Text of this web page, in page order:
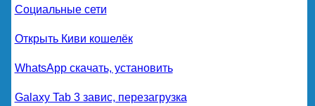
Социальные сети
Открыть Киви кошелёк
WhatsApp скачать, установить
Galaxy Tab 3 завис, перезагрузка